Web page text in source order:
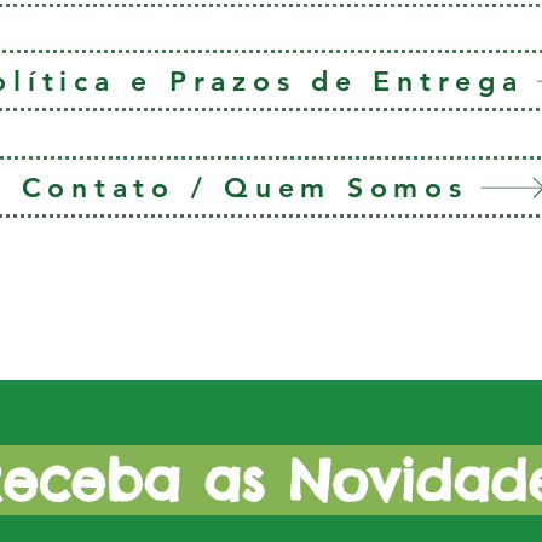
e Prazos de Entrega
Contato / Quem Somos
as